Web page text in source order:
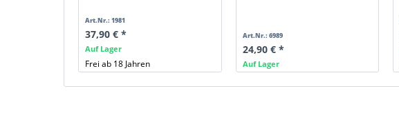
Art.Nr.: 1981
37,90 € *
Auf Lager
Frei ab 18 Jahren
Art.Nr.: 6989
24,90 € *
Auf Lager